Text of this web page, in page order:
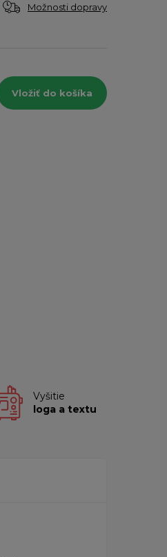
Možnosti dopravy
Vložiť do košíka
Vyšitie
loga a textu